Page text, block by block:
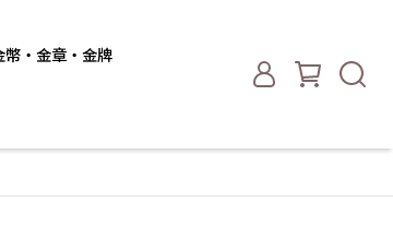
幣・金章・金牌